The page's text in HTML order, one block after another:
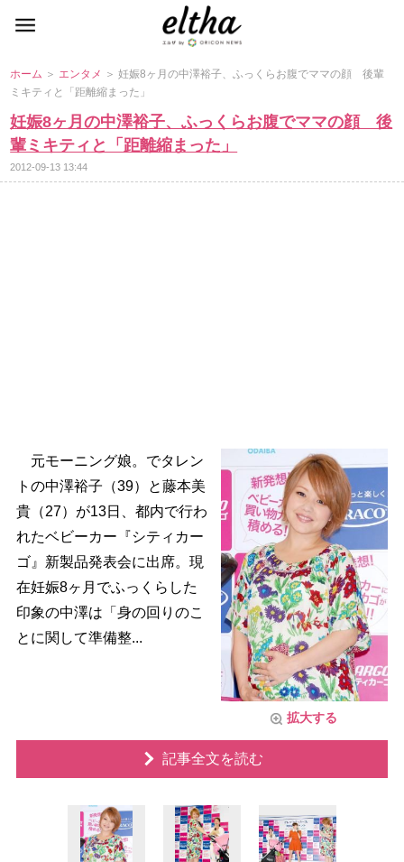
ホーム ＞ エンタメ ＞ 妊娠8ヶ月の中澤裕子、ふっくらお腹でママの顔 後輩
ミキティと「距離縮まった」
妊娠8ヶ月の中澤裕子、ふっくらお腹でママの顔 後
輩ミキティと「距離縮まった」
2012-09-13 13:44
拡大する
元モーニング娘。でタレン
トの中澤裕子（39）と藤本美
貴（27）が13日、都内で行わ
れたベビーカー『シティカー
ゴ』新製品発表会に出席。現
在妊娠8ヶ月でふっくらした
印象の中澤は「身の回りのこ
とに関して準備整...
記事全文を読む